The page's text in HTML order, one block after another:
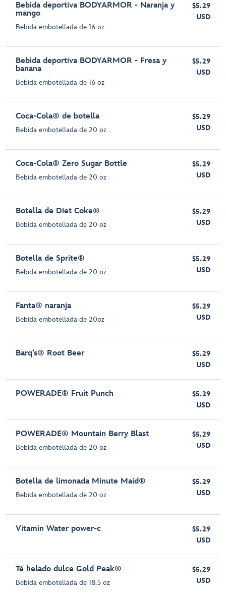
Bebida deportiva BODYARMOR - Naranja y
mango
Bebida embotellada de 16 oz
$5.29
USD
Bebida deportiva BODYARMOR - Fresa y
banana
Bebida embotellada de 16 oz
$5.29
USD
Coca-Cola® de botella
Bebida embotellada de 20 oz
$5.29
USD
Coca-Cola® Zero Sugar Bottle
Bebida embotellada de 20 oz
$5.29
USD
Botella de Diet Coke®
Bebida embotellada de 20 oz
$5.29
USD
Botella de Sprite®
Bebida embotellada de 20 oz
$5.29
USD
Fanta® naranja
Bebida embotellada de 20oz
$5.29
USD
Barq’s® Root Beer
$5.29
USD
POWERADE® Fruit Punch
$5.29
USD
POWERADE® Mountain Berry Blast
Bebida embotellada de 20 oz
$5.29
USD
Botella de limonada Minute Maid®
Bebida embotellada de 20 oz
$5.29
USD
Vitamin Water power-c
$5.29
USD
Té helado dulce Gold Peak®
Bebida embotellada de 18.5 oz
$5.29
USD